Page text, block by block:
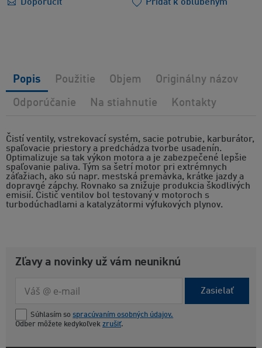
Doporučiť
Pridať k obľúbeným
Čistí ventily, vstrekovací systém, sacie potrubie, karburátor,
spaľovacie priestory a predchádza tvorbe usadenín.
Optimalizuje sa tak výkon motora a je zabezpečené lepšie
spaľovanie paliva. Tým sa šetrí motor pri extrémnych
záťažiach, ako sú napr. mestská premávka, krátke jazdy a
dopravné zápchy. Rovnako sa znižuje produkcia škodlivých
emisií. Čistič ventilov bol testovaný v motoroch s
turbodúchadlami a katalyzátormi výfukových plynov.
Popis Použitie Objem Originálny názov
Odporúčanie Na stiahnutie Kontakty
Zľavy a novinky už vám neuniknú
Zasielať
Súhlasím so spracúvaním osobných údajov.
Odber môžete kedykoľvek zrušiť.